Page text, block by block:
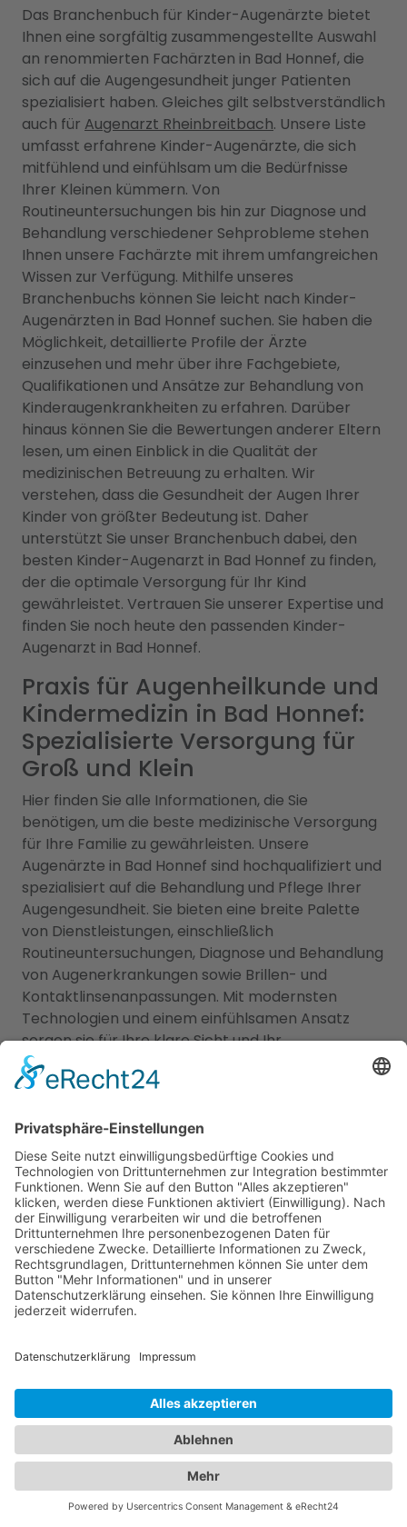
Das Branchenbuch für Kinder-Augenärzte bietet
Ihnen eine sorgfältig zusammengestellte Auswahl
an renommierten Fachärzten in Bad Honnef, die
sich auf die Augengesundheit junger Patienten
spezialisiert haben. Gleiches gilt selbstverständlich
auch für Augenarzt Rheinbreitbach. Unsere Liste
umfasst erfahrene Kinder-Augenärzte, die sich
mitfühlend und einfühlsam um die Bedürfnisse
Ihrer Kleinen kümmern. Von
Routineuntersuchungen bis hin zur Diagnose und
Behandlung verschiedener Sehprobleme stehen
Ihnen unsere Fachärzte mit ihrem umfangreichen
Wissen zur Verfügung. Mithilfe unseres
Branchenbuchs können Sie leicht nach Kinder-
Augenärzten in Bad Honnef suchen. Sie haben die
Möglichkeit, detaillierte Profile der Ärzte
einzusehen und mehr über ihre Fachgebiete,
Qualifikationen und Ansätze zur Behandlung von
Kinderaugenkrankheiten zu erfahren. Darüber
hinaus können Sie die Bewertungen anderer Eltern
lesen, um einen Einblick in die Qualität der
medizinischen Betreuung zu erhalten. Wir
verstehen, dass die Gesundheit der Augen Ihrer
Kinder von größter Bedeutung ist. Daher
unterstützt Sie unser Branchenbuch dabei, den
besten Kinder-Augenarzt in Bad Honnef zu finden,
der die optimale Versorgung für Ihr Kind
gewährleistet. Vertrauen Sie unserer Expertise und
finden Sie noch heute den passenden Kinder-
Augenarzt in Bad Honnef.
Praxis für Augenheilkunde und
Kindermedizin in Bad Honnef:
Spezialisierte Versorgung für
Groß und Klein
Hier finden Sie alle Informationen, die Sie
benötigen, um die beste medizinische Versorgung
für Ihre Familie zu gewährleisten. Unsere
Augenärzte in Bad Honnef sind hochqualifiziert und
spezialisiert auf die Behandlung und Pflege Ihrer
Augengesundheit. Sie bieten eine breite Palette
von Dienstleistungen, einschließlich
Routineuntersuchungen, Diagnose und Behandlung
von Augenerkrankungen sowie Brillen- und
Kontaktlinsenanpassungen. Mit modernsten
Technologien und einem einfühlsamen Ansatz
sorgen sie für Ihre klare Sicht und Ihr
Wohlbefinden. Zusätzlich bieten wir Ihnen Zugang
zu erfahrenen Kinderärzten in Bad Honnef, die sich
spezialisiert haben. Sie kümmern sich um die
Gesundheit, Entwicklung und das Wohlergehen
Ihrer Kinder und bieten Vorsorgeuntersuchungen,
Impfungen und die Behandlung von
Kinderkrankheiten an. Mit ihrer Fachkompetenz
und ihrem einfühlsamen Umgang schaffen sie eine
vertrauensvolle Atmosphäre für Ihre Familie.
Vertrauen Sie auf unser Branchenportal, um den
besten Augenarzt undKinderarzt Bad Honnefzu
sind.
Jetzt Augenarzt finden!